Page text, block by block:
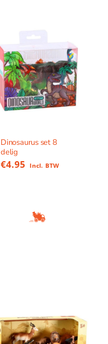
Dinosaurus set 8
delig
€4.95 Incl. BTW